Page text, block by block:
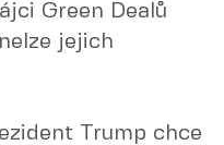
Green Dealů
jejich
Trump chce